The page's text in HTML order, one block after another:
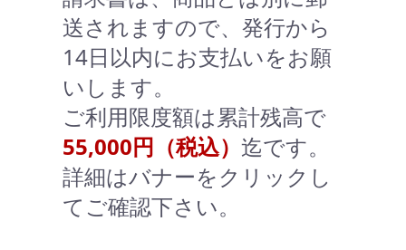
送されますので、発行から
14日以内にお支払いをお願
いします。
ご利用限度額は累計残高で
55,000円（税込） 迄です。
詳細はバナーをクリックし
てご確認下さい。